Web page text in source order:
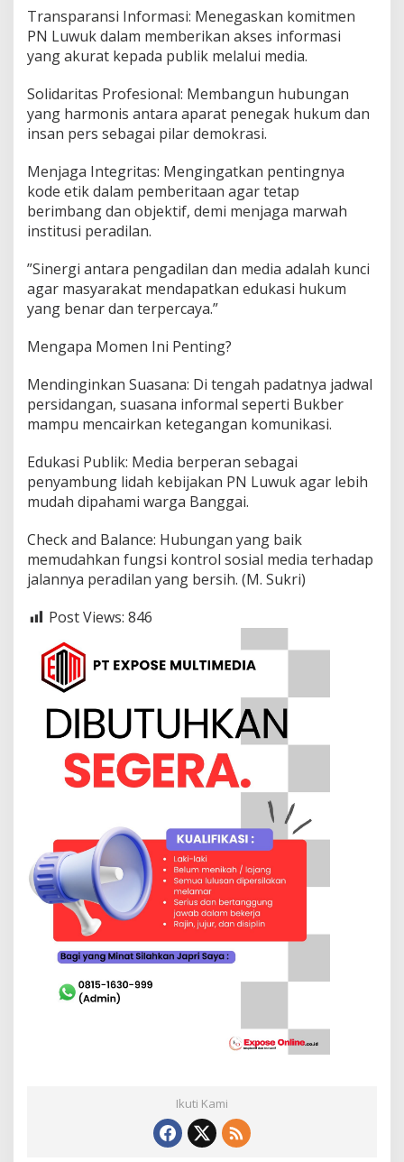
s
G
u
W
u
j
d
k
a
n
b
u
a
h
n
g
r
i
a
s
​Transparansi Informasi: Menegaskan komitmen
PN Luwuk dalam memberikan akses informasi
yang akurat kepada publik melalui media.
​Solidaritas Profesional: Membangun hubungan
yang harmonis antara aparat penegak hukum dan
insan pers sebagai pilar demokrasi.
​Menjaga Integritas: Mengingatkan pentingnya
kode etik dalam pemberitaan agar tetap
berimbang dan objektif, demi menjaga marwah
institusi peradilan.
​”Sinergi antara pengadilan dan media adalah kunci
agar masyarakat mendapatkan edukasi hukum
yang benar dan terpercaya.”
​Mengapa Momen Ini Penting?
​Mendinginkan Suasana: Di tengah padatnya jadwal
persidangan, suasana informal seperti Bukber
mampu mencairkan ketegangan komunikasi.
​Edukasi Publik: Media berperan sebagai
penyambung lidah kebijakan PN Luwuk agar lebih
mudah dipahami warga Banggai.
​Check and Balance: Hubungan yang baik
memudahkan fungsi kontrol sosial media terhadap
jalannya peradilan yang bersih. (M. Sukri)
Post Views: 846
Ikuti Kami